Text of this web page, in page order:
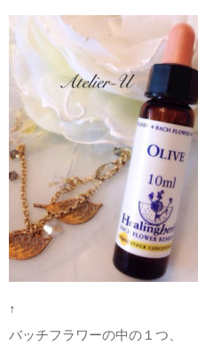
↑
バッチフラワーの中の１つ、